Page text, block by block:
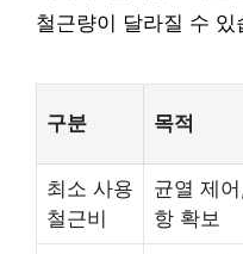
철근량이 달라질 수 있
구분 목적
최소 사용
철근비
균열 제
항 확보